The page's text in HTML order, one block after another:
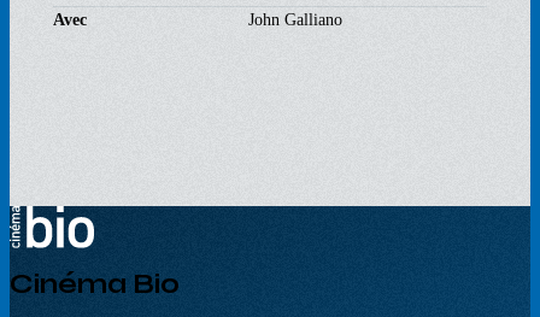
Avec
John Galliano
Cinéma Bio